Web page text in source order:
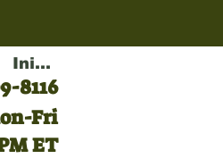
8116
Iniciar sesión
Fri
ET